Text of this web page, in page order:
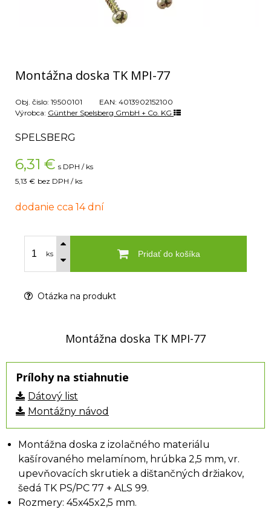
Montážna doska TK MPI-77
Obj. čislo: 19500101 EAN: 4013902152100
Výrobca: Günther Spelsberg GmbH + Co. KG
SPELSBERG
6,31 € s DPH / ks
5,13 € bez DPH / ks
dodanie cca 14 dní
ks Pridať do košíka
Otázka na produkt
Montážna doska TK MPI-77
Prílohy na stiahnutie
Dátový list
Montážny návod
Montážna doska z izolačného materiálu
kašírovaného melamínom, hrúbka 2,5 mm, vr.
upevňovacích skrutiek a dištančných držiakov,
šedá TK PS/PC 77 + ALS 99.
Rozmery: 45x45x2,5 mm.